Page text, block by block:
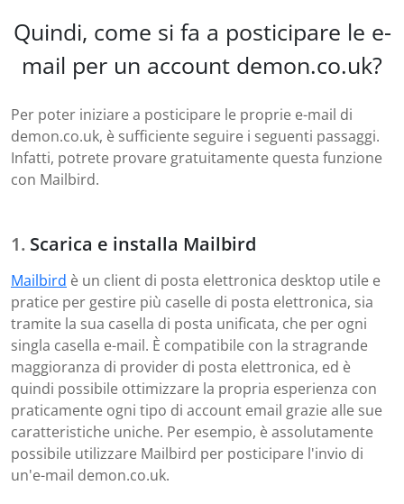
Quindi, come si fa a posticipare le e-
mail per un account demon.co.uk?
Per poter iniziare a posticipare le proprie e-mail di
demon.co.uk, è sufficiente seguire i seguenti passaggi.
Infatti, potrete provare gratuitamente questa funzione
con Mailbird.
Scarica e installa Mailbird
Mailbird è un client di posta elettronica desktop utile e
pratice per gestire più caselle di posta elettronica, sia
tramite la sua casella di posta unificata, che per ogni
singla casella e-mail. È compatibile con la stragrande
maggioranza di provider di posta elettronica, ed è
quindi possibile ottimizzare la propria esperienza con
praticamente ogni tipo di account email grazie alle sue
caratteristiche uniche. Per esempio, è assolutamente
possibile utilizzare Mailbird per posticipare l'invio di
un'e-mail demon.co.uk.